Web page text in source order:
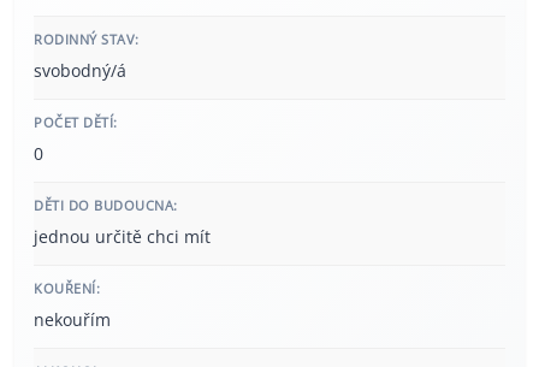
RODINNÝ STAV:
svobodný/á
POČET DĚTÍ:
0
DĚTI DO BUDOUCNA:
jednou určitě chci mít
KOUŘENÍ:
nekouřím